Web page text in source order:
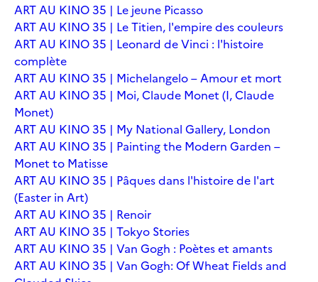
ART AU KINO 35 | Le jeune Picasso
ART AU KINO 35 | Le Titien, l'empire des couleurs
ART AU KINO 35 | Leonard de Vinci : l'histoire
complète
ART AU KINO 35 | Michelangelo – Amour et mort
ART AU KINO 35 | Moi, Claude Monet (I, Claude
Monet)
ART AU KINO 35 | My National Gallery, London
ART AU KINO 35 | Painting the Modern Garden –
Monet to Matisse
ART AU KINO 35 | Pâques dans l'histoire de l'art
(Easter in Art)
ART AU KINO 35 | Renoir
ART AU KINO 35 | Tokyo Stories
ART AU KINO 35 | Van Gogh : Poètes et amants
ART AU KINO 35 | Van Gogh: Of Wheat Fields and